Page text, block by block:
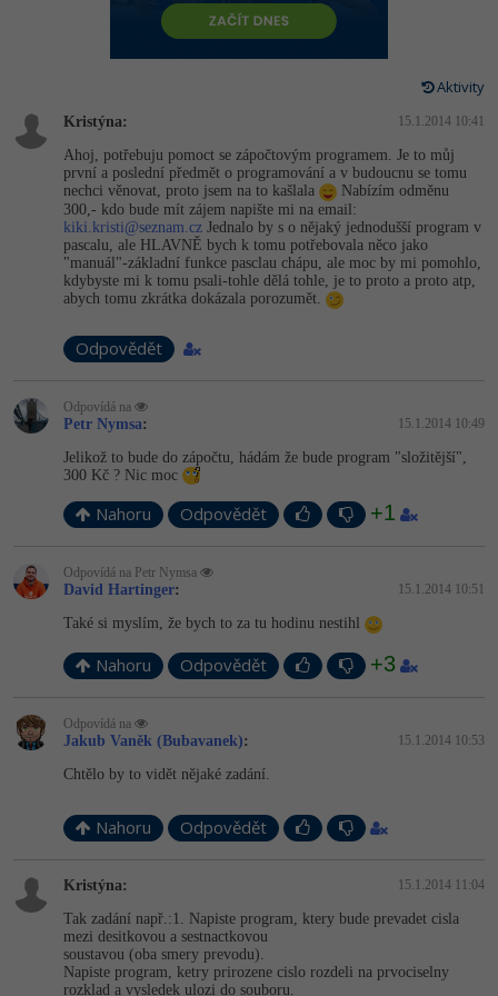
HTML5, CSS3, Bootstrap, SEO
Testování a verzování
UML a návrhové vzory
React
Spring
ASP.NET MVC
Django
Best practices
Python
HTML / CSS
UML a návrhové vzory
MySQL/MariaDB
MS-SQL
SQLite
Vývojář mobilních aplikací
C# Game developer
Webdesigner
Tester
Systémový administrátor
Projektový manažer
Databázový analytik
WordPress specialista
-80%
-80%
PHP
C++ -80%
Swift -80%
Kotlin -80%
C
SQL
-80%
-41%
Umělá inteligence (AI)
Fórum
Kurzy e-commerce
Datová analýza
Digitální gramotnost
HTML/CSS -80%
Photoshop -80%
Příběhy absolventů
Aktivity
Kristýna: 15.1.2014 10:41
Ahoj, potřebuju pomoct se zápočtovým programem. Je to můj
první a poslední předmět o programování a v budoucnu se tomu
nechci věnovat, proto jsem na to kašlala
Nabízím odměnu
300,- kdo bude mít zájem napište mi na email:
kiki.kristi@seznam.cz Jednalo by s o nějaký jednodušší program v
pascalu, ale HLAVNĚ bych k tomu potřebovala něco jako
"manuál"-základní funkce pasclau chápu, ale moc by mi pomohlo,
kdybyste mi k tomu psali-tohle dělá tohle, je to proto a proto atp,
abych tomu zkrátka dokázala porozumět.
Odpovědět
Odpovídá na
Petr Nymsa: 15.1.2014 10:49
Jelikož to bude do zápočtu, hádám že bude program "složitější",
300 Kč ? Nic moc
Nahoru Odpovědět +1
Odpovídá na Petr Nymsa
David Hartinger: 15.1.2014 10:51
Také si myslím, že bych to za tu hodinu nestihl
Nahoru Odpovědět +3
Odpovídá na
Jakub Vaněk (Bubavanek): 15.1.2014 10:53
Chtělo by to vidět nějaké zadání.
Nahoru Odpovědět
Kristýna: 15.1.2014 11:04
Tak zadání např.:1. Napiste program, ktery bude prevadet cisla
mezi desitkovou a sestnactkovou
soustavou (oba smery prevodu).
Napiste program, ketry prirozene cislo rozdeli na prvociselny
rozklad a vysledek ulozi do souboru.